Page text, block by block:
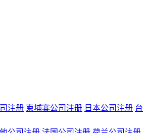
注册 柬埔寨公司注册 日本公司注册 台